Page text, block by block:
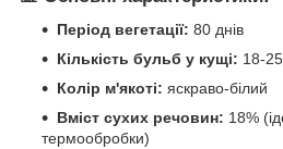
Період вегетації: 80 днів
Кількість бульб у кущі: 18-
Колір м'якоті: яскраво-білий
Вміст сухих речовин: 18%
термообробки)